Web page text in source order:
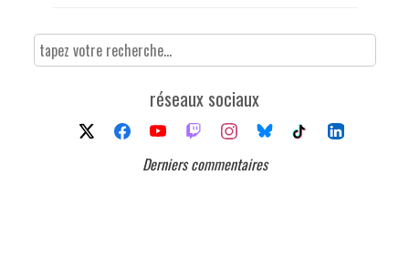
réseaux sociaux
Derniers commentaires